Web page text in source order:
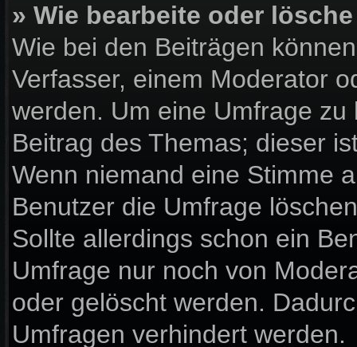
» Wie bearbeite oder
Wie bei den Beiträgen
Verfasser, einem Moderator
werden. Um eine Umfrage
Beitrag des Themas; dieser
Wenn niemand eine Stimme
Benutzer die Umfrage
Sollte allerdings schon ein
Umfrage nur noch von
oder gelöscht werden.
Umfragen verhindert werden.